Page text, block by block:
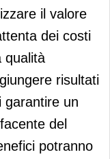
il valore
dei costi
qualità
risultati
garantire un
del
potranno